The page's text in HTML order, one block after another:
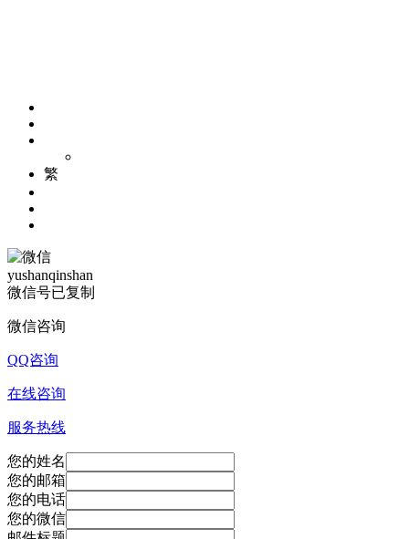
繁
yushanqinshan
微信号已复制
微信咨询
QQ咨询
在线咨询
服务热线
您的姓名
您的邮箱
您的电话
您的微信